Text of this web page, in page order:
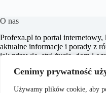
Cenimy prywatność
Używamy plików cookie, aby
O nas
Profexa.pl to portal
aktualne informacje i porady z
jak zdrowie, styl życia, dom i
decyzji oraz inspirowanie ich do